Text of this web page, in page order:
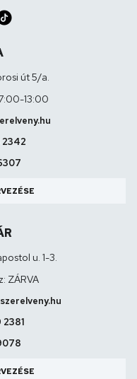
út 5/a.
13:00
2342
u. 1-3.
ZÁRVA
2381